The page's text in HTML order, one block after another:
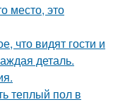
место, это
что видят гости и
деталь.
теплый пол в